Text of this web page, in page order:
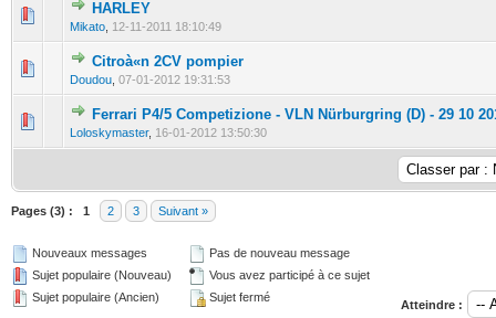
HARLEY
Mikato 12-11-2011 18:10:49
0 Votes - 0 sur 5 en moyenne
Citroà«n 2CV pompier
Doudou 07-01-2012 19:31:53
0 Votes - 0 sur 5 en moyenne
12
Ferrari P4/5 Competizione - VLN Nürburgring (D) - 29 10
Loloskymaster, 16-01-2012 13:50:30
0 Votes - 0 sur 5 en moyenne
12345
Pages (3) : 1 2 3 Suivant »
Nouveaux messages
Sujet populaire (Nouveau)
Sujet populaire (Ancien)
Pas de nouveau message
Vous avez participé à ce sujet
Sujet fermé
Atteindre :